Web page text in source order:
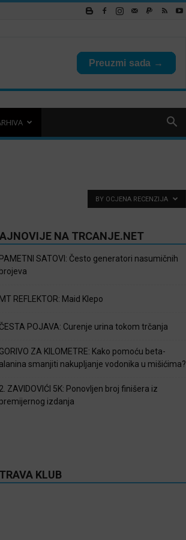
BY OCJENA RECENZIJA
NA TRCANJE.NET
SATOVI: Često generatori nasumičnih
REFLEKTOR: Maid Klepo
POJAVA: Curenje urina tokom trčanja
ZA KILOMETRE: Kako pomoću beta-
smanjiti nakupljanje vodonika u mišićima?
ZAVIDOVIĆI 5K: Ponovljen broj finišera iz
izdanja
KLUB